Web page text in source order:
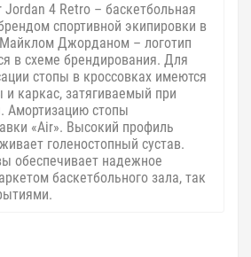
Jordan 4 Retro – баскетбольная
спортивной экипировки в
Майклом Джорданом – логотип
в схеме брендирования. Для
стопы в кроссовках имеются
каркас, затягиваемый при
Амортизацию стопы
«Air». Высокий профиль
голеностопный сустав.
обеспечивает надежное
баскетбольного зала, так